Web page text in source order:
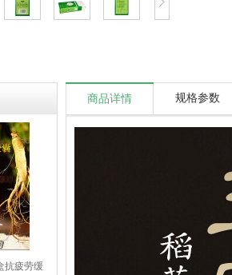
抗疲劳缓
商品详情 规格参数